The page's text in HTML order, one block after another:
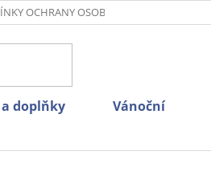
OCHRANY OSOBNÍCH ÚDAJŮ
doplňky Vánoční